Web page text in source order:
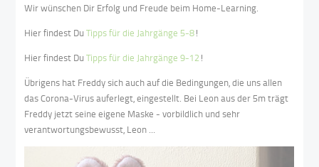
Wir wünschen Dir Erfolg und Freude beim Home-Learning.
Hier findest DuTipps für die Jahrgänge 5-8!
Hier findest DuTipps für die Jahrgänge 9-12!
Übrigens hat Freddy sich auch auf die Bedingungen, die uns allen
das Corona-Virus auferlegt, eingestellt. Bei Leon aus der 5m trägt
Freddy jetzt seine eigene Maske - vorbildlich und sehr
verantwortungsbewusst, Leon ...